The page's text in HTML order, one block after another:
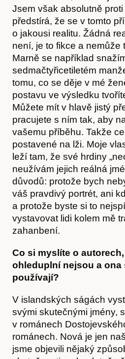
Jsem však absolutně
předstírá, že se v tomto
o jakousi realitu. Žádná
není, je to fikce a nemůže
Marně se například
sedmačtyřicetiletém
tomu, co se děje v mé
postavu ve výsledku
Můžete mít v hlavě jistý
pracujete s ním tak, aby
vašemu příběhu. Takže
postavené na lži. Moje
leží tam, že své hrdiny
neužívám jejich reálná
důvodů: protože bych
váš pravdivý portrét, ani
a protože byste si to
vystavovat lidi kolem mě
zahanbení.
Co si myslíte o
ohleduplní nejsou a ona
používají?
V islandských ságách
svými skutečnými jmény,
v románech
románech. Nová je jen
jsme objevili nějaký